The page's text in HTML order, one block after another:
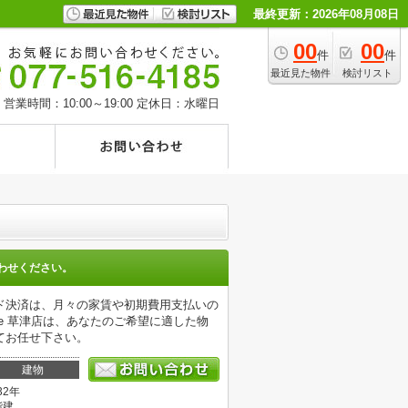
最終更新：2026年08月08日
00件
最近見た物件
00件
検討リスト
営業時間：10:00～19:00 定休日：水曜日
ください。
済は、月々の家賃や初期費用支払いの
津店は、あなたのご希望に適した物
任せ下さい。
建物
年